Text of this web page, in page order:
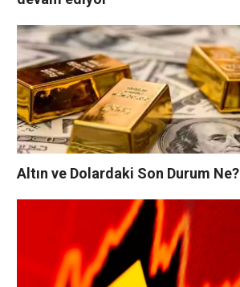
Altın ve Dolardaki Son Durum